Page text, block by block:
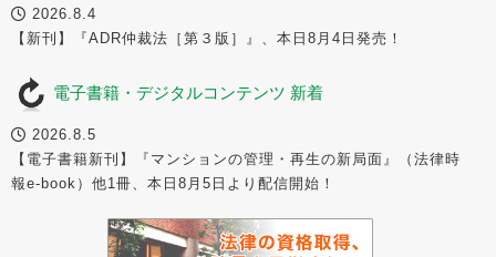
2026.8.4
【新刊】『ADR仲裁法［第３版］』、本日8月4日発売！
電子書籍・デジタルコンテンツ 新着
2026.8.5
【電子書籍新刊】『マンションの管理・再生の新局面』（法律時
報e-book）他1冊、本日8月5日より配信開始！